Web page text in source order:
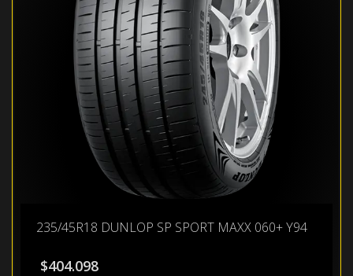
235/45R18 DUNLOP SP SPORT MAXX 060+ Y94
$404.098